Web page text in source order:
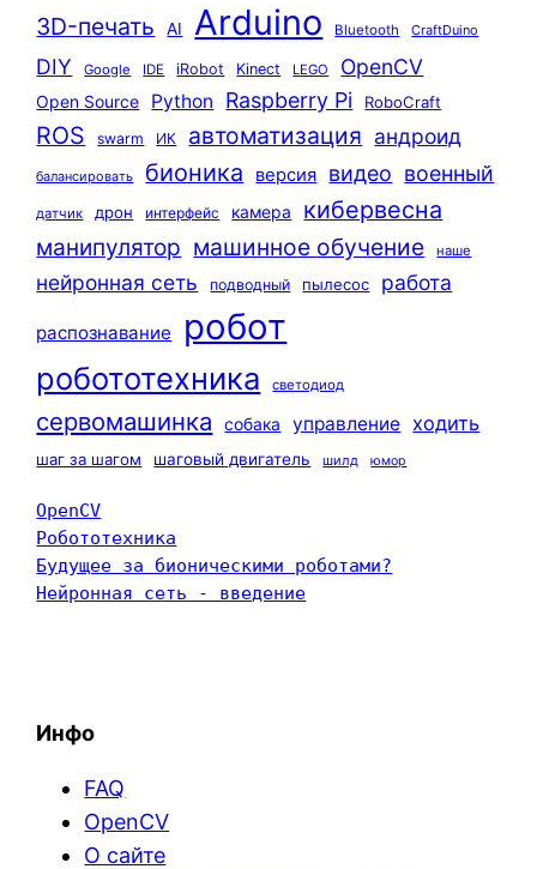
3D-печать AI Arduino Bluetooth CraftDuino
DIY Google IDE iRobot Kinect LEGO OpenCV
Open Source Python Raspberry Pi RoboCraft
ROS swarm ИК автоматизация андроид
балансировать бионика версия видео военный
датчик дрон интерфейс камера кибервесна
манипулятор машинное обучение наше
нейронная сеть подводный пылесос работа
распознавание робот
робототехника светодиод
сервомашинка собака управление ходить
шаг за шагом шаговый двигатель шилд юмор
OpenCV
Робототехника
Будущее за бионическими роботами?
Нейронная сеть - введение
Инфо
FAQ
OpenCV
О сайте